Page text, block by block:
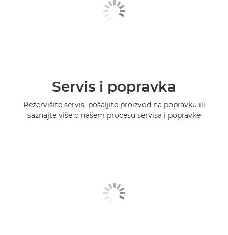
Servis i popravka
Rezervišite servis, pošaljite proizvod na popravku ili
saznajte više o našem procesu servisa i popravke